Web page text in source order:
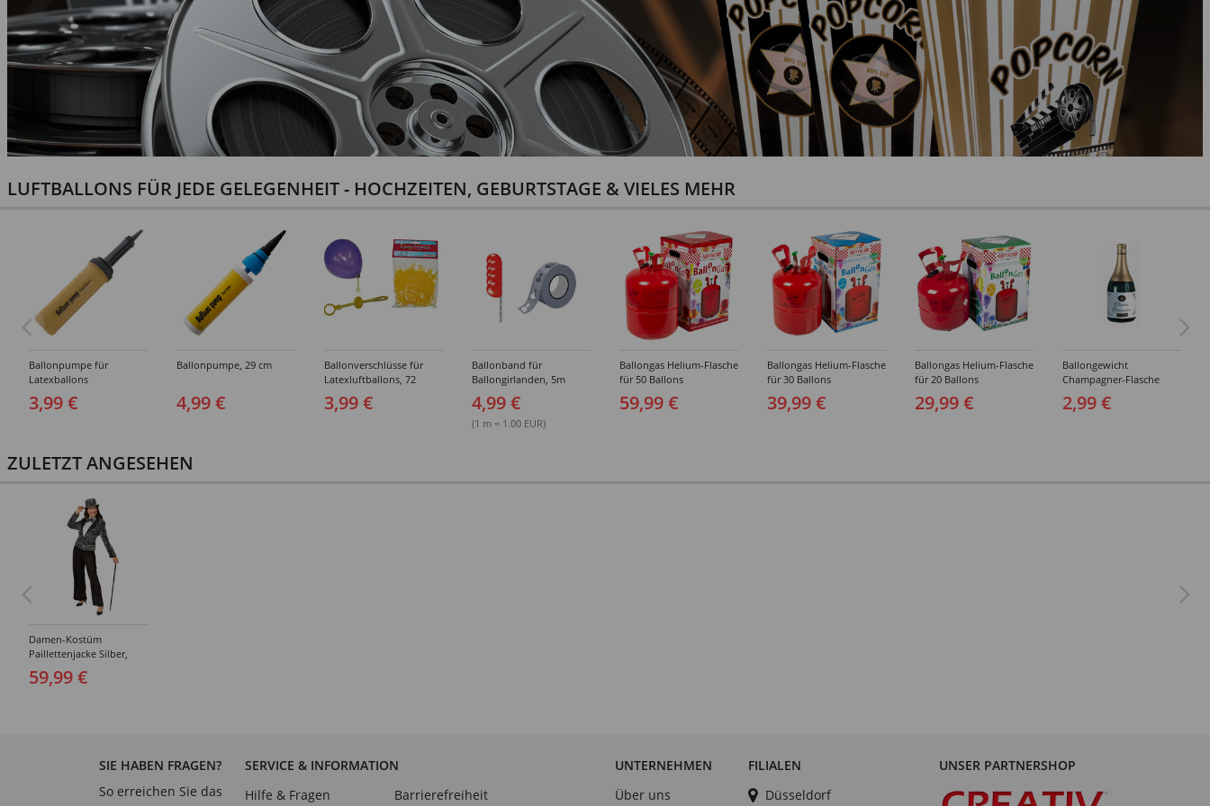
LUFTBALLONS FÜR JEDE GELEGENHEIT - HOCHZEITEN, GEBURTSTAGE & VIELES MEHR
Ballonpumpe für
Latexballons
3,99 €
Ballonpumpe, 29 cm
4,99 €
Ballonverschlüsse für
Latexluftballons, 72
Stück
3,99 €
Ballonband für
Ballongirlanden, 5m
Deko-Band aus PVC
4,99 €
(1 m = 1.00 EUR)
Ballongas Helium-Flasche
für 50 Ballons
59,99 €
Ballongas Helium-Flasche
für 30 Ballons
39,99 €
Ballongas Helium-Flasche
für 20 Ballons
29,99 €
Ballongewicht
Champagner-Flasche
2,99 €
ZULETZT ANGESEHEN
Damen-Kostüm
Paillettenjacke Silber,
Blazer mit zwei Taschen -
Verschiedene Größen
59,99 €
SIE HABEN FRAGEN?
So erreichen Sie das
SERVICE & INFORMATION
Hilfe & Fragen
Barrierefreiheit
UNTERNEHMEN
Über uns
FILIALEN
Düsseldorf
UNSER PARTNERSHOP